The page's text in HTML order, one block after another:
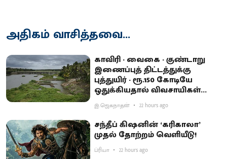
அதிகம் வாசித்தவை...
காவிரி - வைகை - குண்டாறு
இணைப்புத் திட்டத்துக்கு
புத்துயிர் - ரூ.150 கோடியே
ஒதுக்கியதால் விவசாயிகள்
ஏமாற்றம்
இ.ஜெகநாதன் 22 hours ago
சந்தீப் கிஷனின் ‘கரிகாலா’
முதல் தோற்றம் வெளியீடு!
ப்ரியா 22 hours ago